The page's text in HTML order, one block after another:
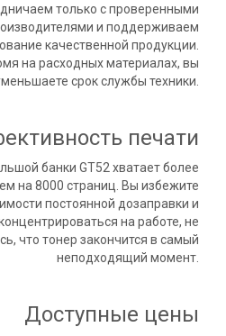
только с проверенными
и поддерживаем
качественной продукции.
на расходных материалах, вы
срок службы техники.
печати
банки GT52 хватает более
на 8000 страниц. Вы избежите
постоянной дозаправки и
на работе, не
что тонер закончится в самый
неподходящий момент.
Доступные цены